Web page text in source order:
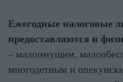
Ежегодные налоговые
предоставляются и
– малоимущим,
многодетным и